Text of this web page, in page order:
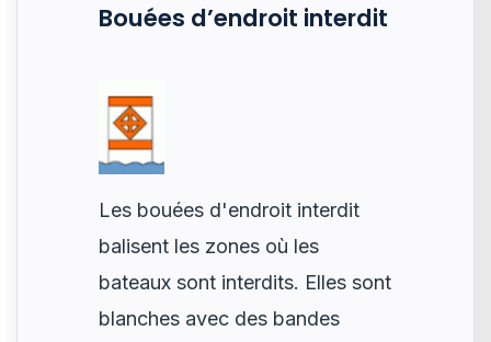
Bouées d’endroit interdit
Les bouées d'endroit interdit
balisent les zones où les
bateaux sont interdits. Elles sont
blanches avec des bandes